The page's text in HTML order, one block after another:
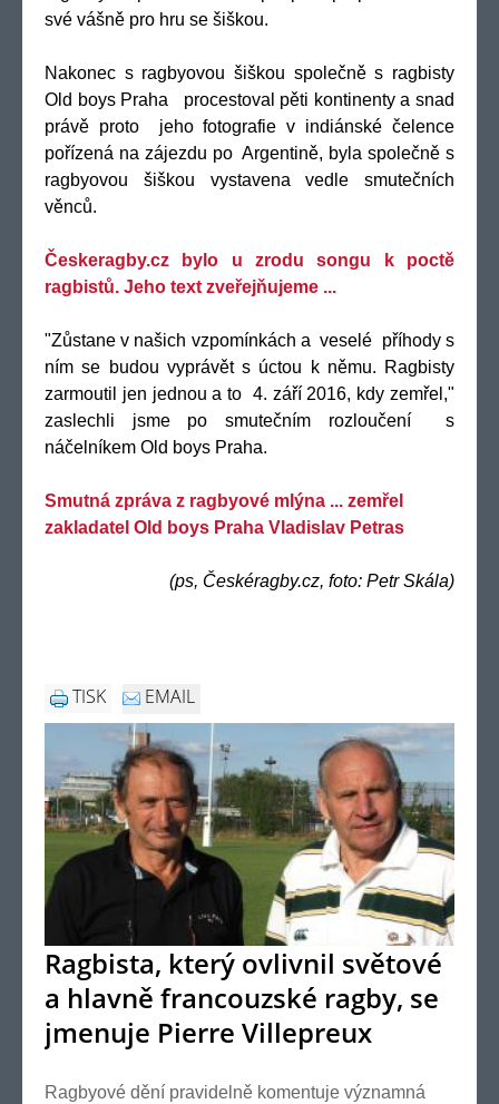
své vášně pro hru se šiškou.
Nakonec s ragbyovou šiškou společně s ragbisty
Old boys Praha procestoval pěti kontinenty a snad
právě proto jeho fotografie v indiánské čelence
pořízená na zájezdu po Argentině, byla společně s
ragbyovou šiškou vystavena vedle smutečních
věnců.
Českeragby.cz bylo u zrodu songu k poctě
ragbistů. Jeho text zveřejňujeme ...
"Zůstane v našich vzpomínkách a veselé příhody s
ním se budou vyprávět s úctou k němu. Ragbisty
zarmoutil jen jednou a to 4. září 2016, kdy zemřel,"
zaslechli jsme po smutečním rozloučení s
náčelníkem Old boys Praha.
Smutná zpráva z ragbyové mlýna ... zemřel
zakladatel Old boys Praha Vladislav Petras
(ps, Českéragby.cz, foto: Petr Skála)
EMAIL
TISK
Ragbista, který ovlivnil světové
a hlavně francouzské ragby, se
jmenuje Pierre Villepreux
Ragbyové dění pravidelně komentuje významná